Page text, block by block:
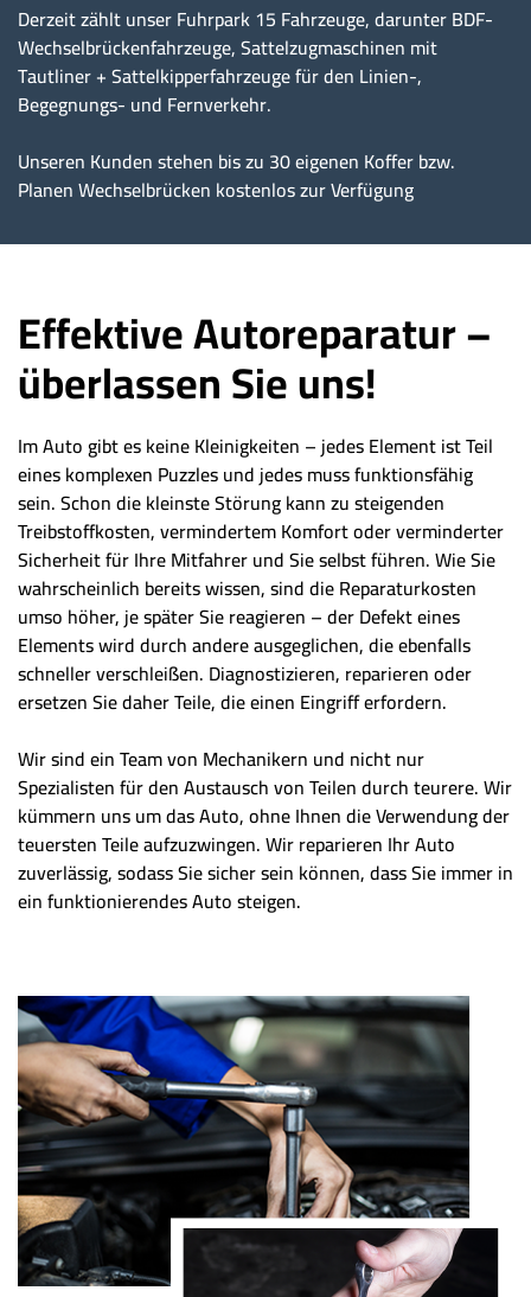
Derzeit zählt unser Fuhrpark 15 Fahrzeuge, darunter BDF-
Wechselbrückenfahrzeuge, Sattelzugmaschinen mit
Tautliner + Sattelkipperfahrzeuge für den Linien-,
Begegnungs- und Fernverkehr.
Unseren Kunden stehen bis zu 30 eigenen Koffer bzw.
Planen Wechselbrücken kostenlos zur Verfügung
Effektive Autoreparatur –
überlassen Sie uns!
Im Auto gibt es keine Kleinigkeiten – jedes Element ist Teil
eines komplexen Puzzles und jedes muss funktionsfähig
sein. Schon die kleinste Störung kann zu steigenden
Treibstoffkosten, vermindertem Komfort oder verminderter
Sicherheit für Ihre Mitfahrer und Sie selbst führen. Wie Sie
wahrscheinlich bereits wissen, sind die Reparaturkosten
umso höher, je später Sie reagieren – der Defekt eines
Elements wird durch andere ausgeglichen, die ebenfalls
schneller verschleißen. Diagnostizieren, reparieren oder
ersetzen Sie daher Teile, die einen Eingriff erfordern.
Wir sind ein Team von Mechanikern und nicht nur
Spezialisten für den Austausch von Teilen durch teurere. Wir
kümmern uns um das Auto, ohne Ihnen die Verwendung der
teuersten Teile aufzuzwingen. Wir reparieren Ihr Auto
zuverlässig, sodass Sie sicher sein können, dass Sie immer in
ein funktionierendes Auto steigen.